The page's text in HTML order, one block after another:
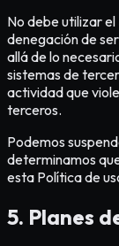
No debe utilizar
denegación de
allá de lo
sistemas de
actividad que
terceros.
Podemos
determinamos
esta Política de
5. Planes